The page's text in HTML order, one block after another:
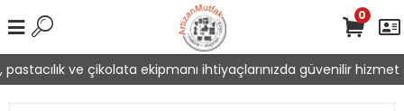
ve çikolata ekipmanı ihtiyaçlarınızda güvenilir hizmet
0